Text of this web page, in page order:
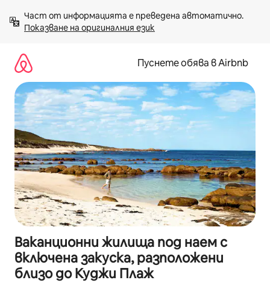
към
съдържанието
Показване на оригиналния език
Пуснете обява в Airbnb
Ваканционни жилища под наем с
включена закуска, разположени
близо до Куджи Плаж